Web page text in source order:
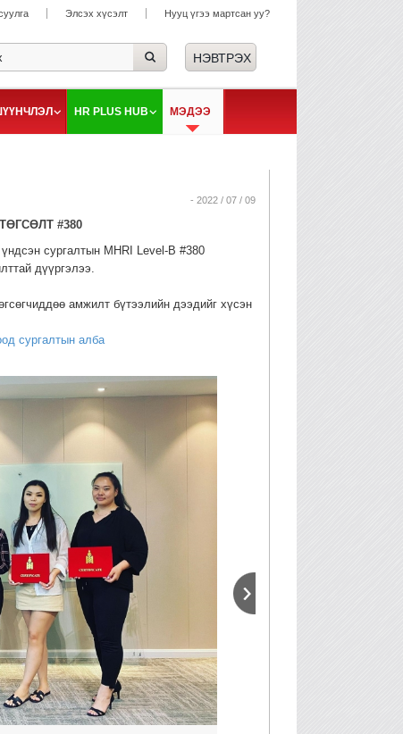
Элсэх хүсэлт Нууц үгээ мартсан уу?
HR PLUS HUB МЭДЭЭ
- 2022 / 07 / 09
#380
сургалтын MHRI Level-B #380
дүүргэлээ.
амжилт бүтээлийн дээдийг хүсэн
сургалтын алба